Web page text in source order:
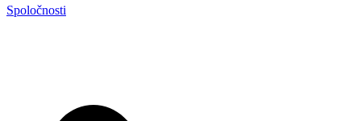
Spoločnosti